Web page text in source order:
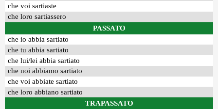
che voi sartiaste
che loro sartiassero
PASSATO
che io abbia sartiato
che tu abbia sartiato
che lui/lei abbia sartiato
che noi abbiamo sartiato
che voi abbiate sartiato
che loro abbiano sartiato
TRAPASSATO